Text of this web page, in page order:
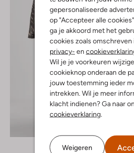
gepersonaliseerde
op "Accepteer alle
ga je akkoord met het
cookies zoals omschreven
privacy- en
Wil je je voorkeuren
cookieknop onderaan de
jouw toestemming ieder
intrekken. Wil je meer
klacht indienen? Ga naar
cookieverklaring.
Weigeren